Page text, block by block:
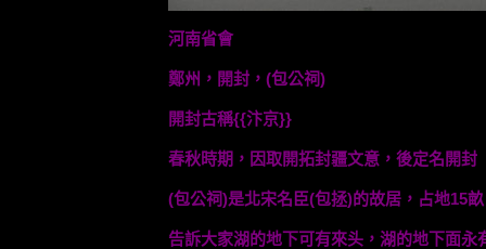
河南省會
鄭州，開封，(包公祠)
開封古稱{{汴京}}
春秋時期，因取開拓封疆文意，後定名開封
(包公祠)是北宋名臣(包拯)的故居，占地15
告訴大家湖的地下可有來头，湖的地下面永